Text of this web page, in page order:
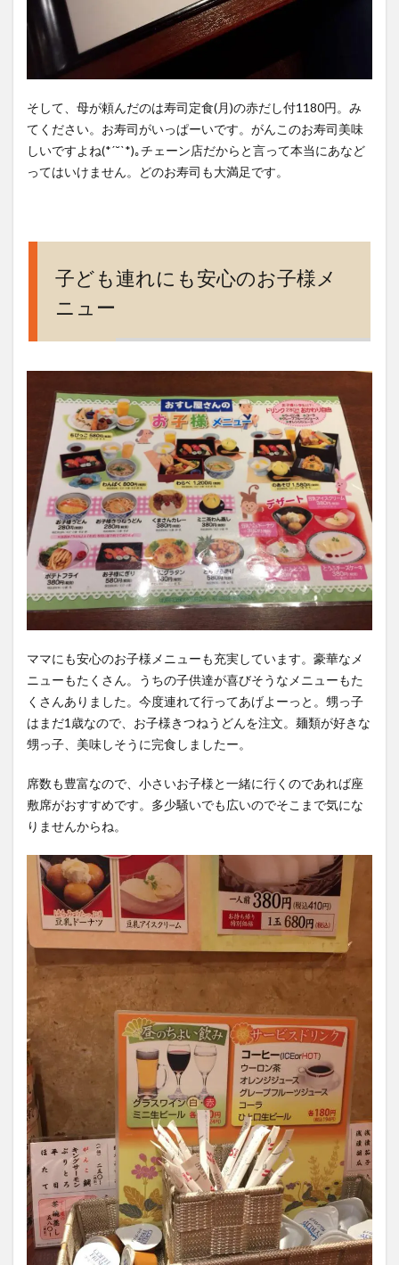
そして、母が頼んだのは寿司定食(月)の赤だし付1180円。み
てください。お寿司がいっぱーいです。がんこのお寿司美味
しいですよね(*ˊ˘ˋ*)｡チェーン店だからと言って本当にあなど
ってはいけません。どのお寿司も大満足です。
子ども連れにも安心のお子様メ
ニュー
ママにも安心のお子様メニューも充実しています。豪華なメ
ニューもたくさん。うちの子供達が喜びそうなメニューもた
くさんありました。今度連れて行ってあげよーっと。甥っ子
はまだ1歳なので、お子様きつねうどんを注文。麺類が好きな
甥っ子、美味しそうに完食しましたー。
席数も豊富なので、小さいお子様と一緒に行くのであれば座
敷席がおすすめです。多少騒いでも広いのでそこまで気にな
りませんからね。